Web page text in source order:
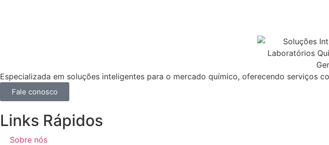
Especializada em soluções inteligentes para o mercado químico, oferecendo serviços
Fale conosco
Links Rápidos
Sobre nós